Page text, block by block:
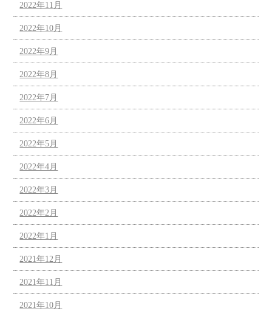
2022年11月
2022年10月
2022年9月
2022年8月
2022年7月
2022年6月
2022年5月
2022年4月
2022年3月
2022年2月
2022年1月
2021年12月
2021年11月
2021年10月